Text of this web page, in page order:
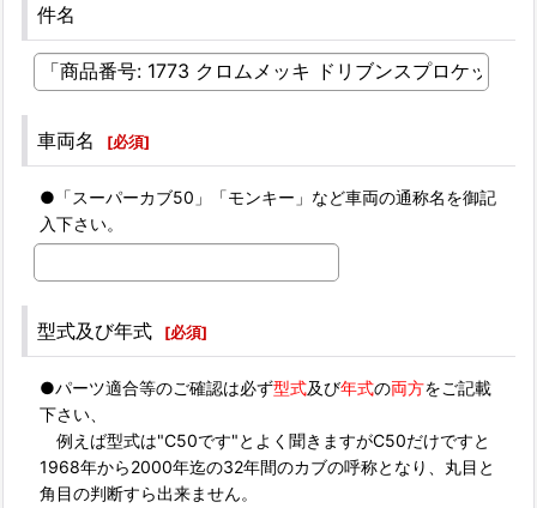
件名
車両名 [必須]
●「スーパーカブ50」「モンキー」など車両の通称名を御記
入下さい。
型式及び年式 [必須]
●パーツ適合等のご確認は必ず型式及び年式の両方をご記載
下さい、
例えば型式は"C50です"とよく聞きますがC50だけですと
1968年から2000年迄の32年間のカブの呼称となり、丸目と
角目の判断すら出来ません。